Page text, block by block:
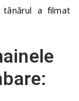
tânărul a filmat